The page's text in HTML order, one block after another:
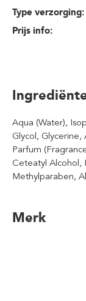
Type verzorging:
Prijs info:
Aqua (Water),
Glycol, Glycerine,
Parfum
Ceteatyl Alcohol,
Methylparaben,
Merk